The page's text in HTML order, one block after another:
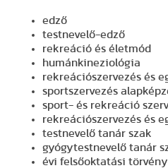
edző
testnevelő-edző
rekreáció és életmód
humánkineziológia
rekreációszervezés és
sportszervezés
sport- és rekreáció
rekreációszervezés és
testnevelő tanár szak
gyógytestnevelő tanár
évi felsőoktatási